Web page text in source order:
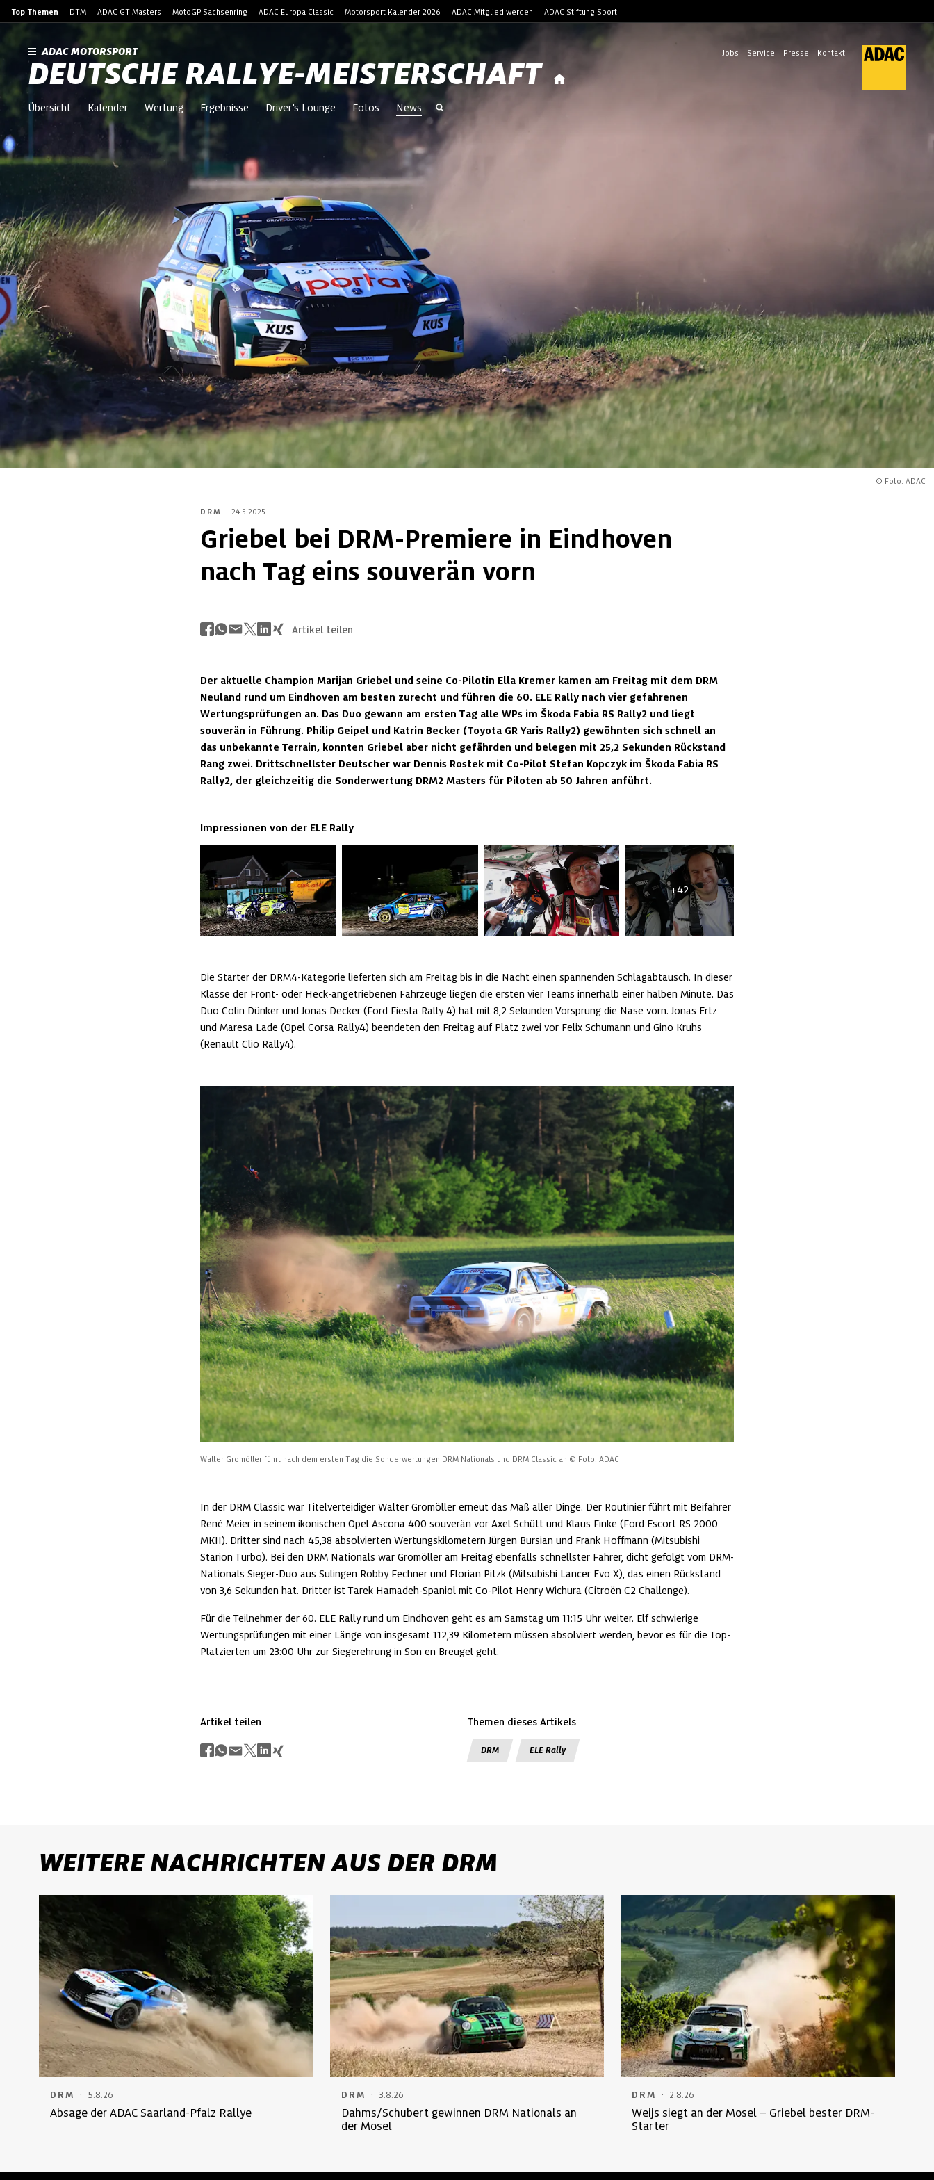
Top Themen DTM ADAC GT Masters MotoGP Sachsenring ADAC Europa Classic Motorsport Kalender 2026 ADAC Mitglied werden ADAC Stiftung Sport
ADAC MOTORSPORT
DEUTSCHE RALLYE-MEISTERSCHAFT
Jobs Service Presse Kontakt
Übersicht Kalender Wertung Ergebnisse Driver's Lounge Fotos News
© Foto: ADAC
DRM · 24.5.2025
Griebel bei DRM-Premiere in Eindhoven
nach Tag eins souverän vorn
Artikel teilen
Der aktuelle Champion Marijan Griebel und seine Co-Pilotin Ella Kremer kamen am Freitag mit dem DRM
Neuland rund um Eindhoven am besten zurecht und führen die 60. ELE Rally nach vier gefahrenen
Wertungsprüfungen an. Das Duo gewann am ersten Tag alle WPs im Škoda Fabia RS Rally2 und liegt
souverän in Führung. Philip Geipel und Katrin Becker (Toyota GR Yaris Rally2) gewöhnten sich schnell an
das unbekannte Terrain, konnten Griebel aber nicht gefährden und belegen mit 25,2 Sekunden Rückstand
Rang zwei. Drittschnellster Deutscher war Dennis Rostek mit Co-Pilot Stefan Kopczyk im Škoda Fabia RS
Rally2, der gleichzeitig die Sonderwertung DRM2 Masters für Piloten ab 50 Jahren anführt.
Impressionen von der ELE Rally
+42
Die Starter der DRM4-Kategorie lieferten sich am Freitag bis in die Nacht einen spannenden Schlagabtausch. In dieser
Klasse der Front- oder Heck-angetriebenen Fahrzeuge liegen die ersten vier Teams innerhalb einer halben Minute. Das
Duo Colin Dünker und Jonas Decker (Ford Fiesta Rally 4) hat mit 8,2 Sekunden Vorsprung die Nase vorn. Jonas Ertz
und Maresa Lade (Opel Corsa Rally4) beendeten den Freitag auf Platz zwei vor Felix Schumann und Gino Kruhs
(Renault Clio Rally4).
Walter Gromöller führt nach dem ersten Tag die Sonderwertungen DRM Nationals und DRM Classic an © Foto: ADAC
In der DRM Classic war Titelverteidiger Walter Gromöller erneut das Maß aller Dinge. Der Routinier führt mit Beifahrer
René Meier in seinem ikonischen Opel Ascona 400 souverän vor Axel Schütt und Klaus Finke (Ford Escort RS 2000
MKII). Dritter sind nach 45,38 absolvierten Wertungskilometern Jürgen Bursian und Frank Hoffmann (Mitsubishi
Starion Turbo). Bei den DRM Nationals war Gromöller am Freitag ebenfalls schnellster Fahrer, dicht gefolgt vom DRM-
Nationals Sieger-Duo aus Sulingen Robby Fechner und Florian Pitzk (Mitsubishi Lancer Evo X), das einen Rückstand
von 3,6 Sekunden hat. Dritter ist Tarek Hamadeh-Spaniol mit Co-Pilot Henry Wichura (Citroën C2 Challenge).
Für die Teilnehmer der 60. ELE Rally rund um Eindhoven geht es am Samstag um 11:15 Uhr weiter. Elf schwierige
Wertungsprüfungen mit einer Länge von insgesamt 112,39 Kilometern müssen absolviert werden, bevor es für die Top-
Platzierten um 23:00 Uhr zur Siegerehrung in Son en Breugel geht.
Artikel teilen Themen dieses Artikels
DRM ELE Rally
WEITERE NACHRICHTEN AUS DER DRM
DRM · 5.8.26
Absage der ADAC Saarland-Pfalz Rallye
DRM · 3.8.26
Dahms/Schubert gewinnen DRM Nationals an
der Mosel
DRM · 2.8.26
Weijs siegt an der Mosel – Griebel bester DRM-
Starter